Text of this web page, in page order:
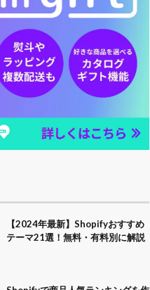
【2024年最新】Shopifyおすすめ
テーマ21選！無料・有料別に解説